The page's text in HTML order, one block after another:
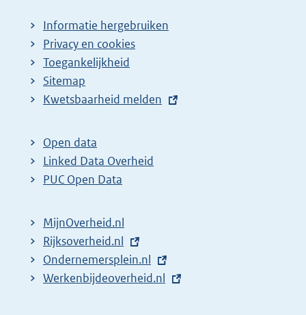
Informatie hergebruiken
Privacy en cookies
Toegankelijkheid
Sitemap
E
t
e
r
l
i
n
k
Kwetsbaarheid melden
Open data
Linked Data Overheid
PUC Open Data
MijnOverheid.nl
E
x
t
Rijksoverheid.nl
E
x
Ondernemersplein.nl
E
Werkenbijdeoverheid.nl